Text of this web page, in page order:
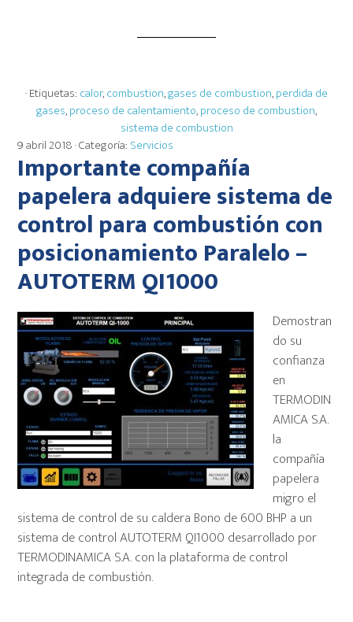
· Etiquetas: calor,combustion,gases de combustion,perdida de
gases,proceso de calentamiento,proceso de combustion,
sistema de combustion
9 abril 2018· Categoría: Servicios
Importante compañía
papelera adquiere sistema de
control para combustión con
posicionamiento Paralelo –
AUTOTERM QI1000
Demostran
do su
confianza
en
TERMODIN
AMICA S.A.
la
compañía
papelera
migro el
sistema de control de su caldera Bono de 600 BHP a un
sistema de control AUTOTERM QI1000 desarrollado por
TERMODINAMICA S.A. con la plataforma de control
integrada de combustión.